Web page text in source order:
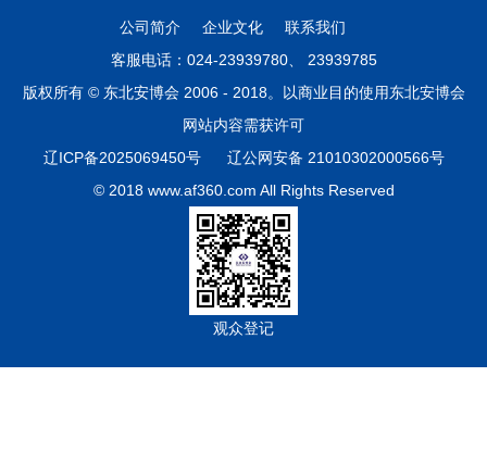
公司简介 企业文化
联系我们
客服电话：024-23939780、 23939785
版权所有 © 东北安博会 2006 - 2018。以商业目的使用东北安博会
网站内容需获许可
辽ICP备2025069450号
辽公网安备 21010302000566号
© 2018 www.af360.com All Rights Reserved
观众登记